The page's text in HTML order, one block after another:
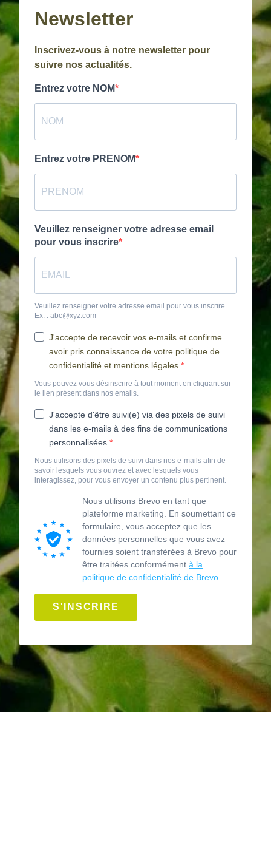
Newsletter
Inscrivez-vous à notre newsletter pour
suivre nos actualités.
Entrez votre NOM
Entrez votre PRENOM
Veuillez renseigner votre adresse email
pour vous inscrire
Veuillez renseigner votre adresse email pour vous inscrire.
Ex. : abc@xyz.com
J'accepte de recevoir vos e-mails et confirme
avoir pris connaissance de votre politique de
confidentialité et mentions légales.
Vous pouvez vous désinscrire à tout moment en cliquant sur
le lien présent dans nos emails.
J'accepte d'être suivi(e) via des pixels de suivi
dans les e-mails à des fins de communications
personnalisées.
Nous utilisons des pixels de suivi dans nos e-mails afin de
savoir lesquels vous ouvrez et avec lesquels vous
interagissez, pour vous envoyer un contenu plus pertinent.
Nous utilisons Brevo en tant que
plateforme marketing. En soumettant ce
formulaire, vous acceptez que les
données personnelles que vous avez
fournies soient transférées à Brevo pour
être traitées conformément à la
politique de confidentialité de Brevo.
S'INSCRIRE